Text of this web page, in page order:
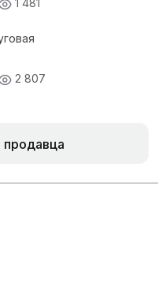
1 481
2 807
продавца